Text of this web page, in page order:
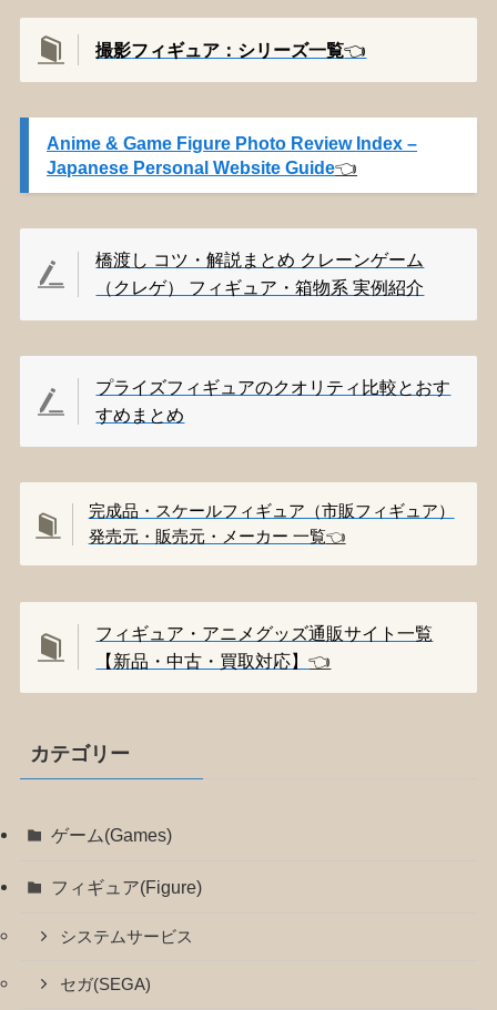
撮影フィギュア：シリーズ一覧👈️
Anime & Game Figure Photo Review Index –
Japanese Personal Website Guide👈️
橋渡し コツ・解説まとめ クレーンゲーム
（クレゲ） フィギュア・箱物系 実例紹介
プライズフィギュアのクオリティ比較とおす
すめまとめ
完成品・スケールフィギュア（市販フィギュア）
発売元・販売元・メーカー 一覧👈️
フィギュア・アニメグッズ通販サイト一覧
【新品・中古・買取対応】👈️
カテゴリー
ゲーム(Games)
フィギュア(Figure)
システムサービス
セガ(SEGA)